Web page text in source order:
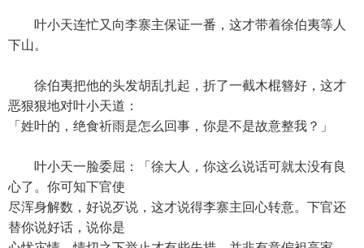
叶小天连忙又向李寨主保证一番，这才带着徐伯夷等人
下山。
徐伯夷把他的头发胡乱扎起，折了一截木棍簪好，这才
恶狠狠地对叶小天道：
「姓叶的，绝食祈雨是怎么回事，你是不是故意整我？」
叶小天一脸委屈：「徐大人，你这么说话可就太没有良
心了。你可知下官使
尽浑身解数，好说歹说，这才说得李寨主回心转意。下官还
替你说好话，说你是